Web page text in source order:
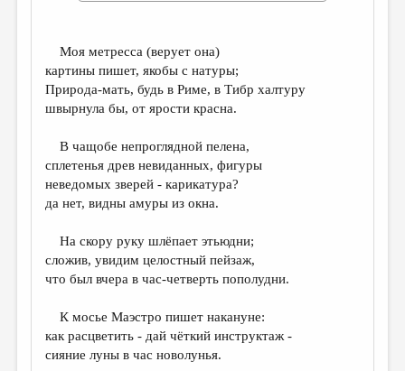
СТРАНИЦЫ ПАМЯТИ
КОЛОНКА РЕДАКТОРА
РЕДКОЛЛЕГИЯ
ОТ РЕДАКЦИИ
МАЛАЯ ПРОЗА
ЭССЕИСТИКА
ЛИТЕРАТУРОВЕДЕНИЕ
КУЛЬТУРОВЕДЕНИЕ
РЕЦЕНЗИРОВАНИЕ
ЦИКЛЫ ПУБЛИКАЦИЙ
Моя метресса (верует она)
картины пишет, якобы с натуры;
Природа-мать, будь в Риме, в Тибр халтуру
швырнула бы, от ярости красна.
В чащобе непроглядной пелена,
сплетенья древ невиданных, фигуры
неведомых зверей - карикатура?
да нет, видны амуры из окна.
На скору руку шлёпает этьюдни;
сложив, увидим целостный пейзаж,
что был вчера в час-четверть пополудни.
К мосье Маэстро пишет накануне:
как расцветить - дай чёткий инструктаж -
сияние луны в час новолунья.